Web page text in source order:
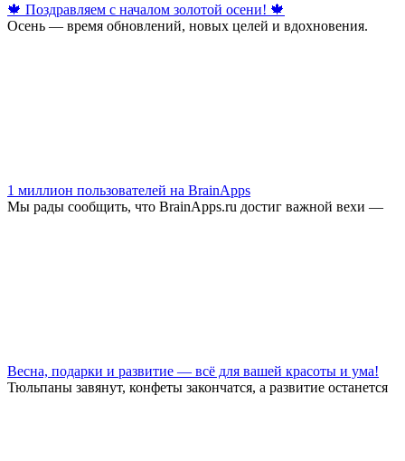
🍁 Поздравляем с началом золотой осени! 🍁
Осень — время обновлений, новых целей и вдохновения.
1 миллион пользователей на BrainApps
Мы рады сообщить, что BrainApps.ru достиг важной вехи —
Весна, подарки и развитие — всё для вашей красоты и ума!
Тюльпаны завянут, конфеты закончатся, а развитие останется